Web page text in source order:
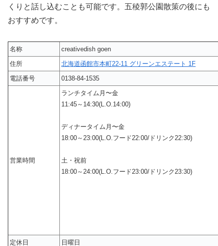
くりと話し込むことも可能です。五稜郭公園散策の後にも
おすすめです。
名称
creativedish goen
住所
北海道函館市本町22-11 グリーンエステート 1F
電話番号
0138-84-1535
営業時間
ランチタイム月〜金
11:45～14:30(L.O.14:00)
ディナータイム月〜金
18:00～23:00(L.O.フード22:00/ドリンク22:30)
土・祝前
18:00～24:00(L.O.フード23:00/ドリンク23:30)
定休日 日曜日